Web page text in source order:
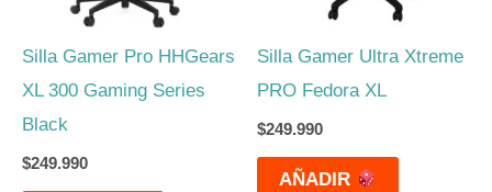
Silla Gamer Pro HHGears
XL 300 Gaming Series
Black
$249.990
Silla Gamer Ultra Xtreme
PRO Fedora XL
$249.990
AÑADIR